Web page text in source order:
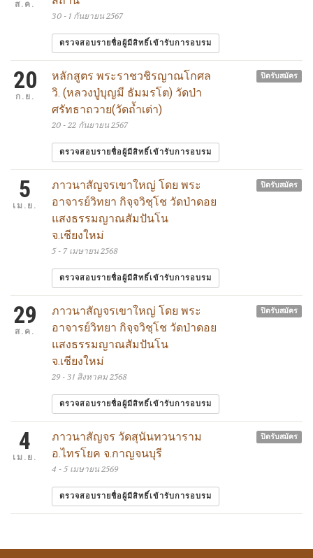
ส.ค.
30 - 1 กันยายน 2567
ตรวจสอบรายชื่อผู้มีสิทธิ์เข้ารับการอบรม
20
ก.ย.
หลักสูตร พระราชวชิรญาณโกศล
วิ. (หลวงปู่บุญมี ธัมมรโต) วัดป่า
ศรัทธาถวาย(วัดถ้ำเต่า)
20 - 22 กันยายน 2567
ตรวจสอบรายชื่อผู้มีสิทธิ์เข้ารับการอบรม
ปิดรับสมัคร
5
เม.ย.
ภาวนาสัญจรเขาใหญ่ โดย พระ
อาจารย์วิทยา กิจฺจวิชฺโช วัดป่าดอย
แสงธรรมญาณสัมปันโน
จ.เชียงใหม่
5 - 7 เมษายน 2568
ตรวจสอบรายชื่อผู้มีสิทธิ์เข้ารับการอบรม
ปิดรับสมัคร
29
ส.ค.
ภาวนาสัญจรเขาใหญ่ โดย พระ
อาจารย์วิทยา กิจฺจวิชฺโช วัดป่าดอย
แสงธรรมญาณสัมปันโน
จ.เชียงใหม่
29 - 31 สิงหาคม 2568
ตรวจสอบรายชื่อผู้มีสิทธิ์เข้ารับการอบรม
ปิดรับสมัคร
4
เม.ย.
ภาวนาสัญจร วัดสุนันทวนาราม
อ.ไทรโยค จ.กาญจนบุรี
4 - 5 เมษายน 2569
ตรวจสอบรายชื่อผู้มีสิทธิ์เข้ารับการอบรม
ปิดรับสมัคร